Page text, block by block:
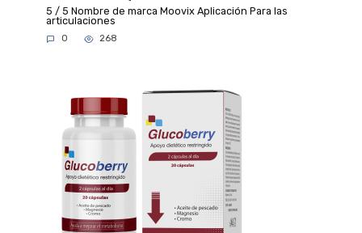
5 / 5 Nombre de marca Moovix Aplicación Para las
articulaciones
0 268